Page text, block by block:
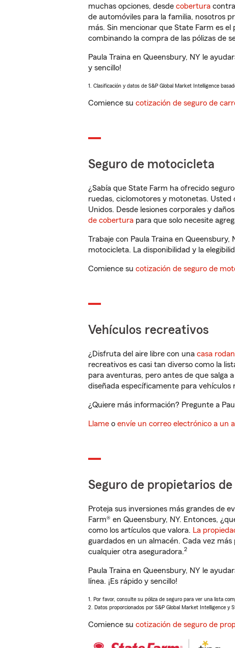
muchas opciones, desde cobertura contra
de automóviles para la familia, nosotros
más. Sin mencionar que State Farm es
combinando la compra de las pólizas de
Paula Traina en Queensbury, NY le
y sencillo!
1. Clasificación y datos de S&P Global Market Intelligence
Comience su cotización de seguro de
Seguro de motocicleta
¿Sabía que State Farm ha ofrecido
ruedas, ciclomotores y motonetas. Usted
Unidos. Desde lesiones corporales y
de cobertura para que solo necesite
Trabaje con Paula Traina en
motocicleta. La disponibilidad y la
Comience su cotización de seguro de
Vehículos recreativos
¿Disfruta del aire libre con una casa
recreativos es casi tan diverso como la
para aventuras, pero antes de que salga
diseñada específicamente para
¿Quiere más información? Pregunte a
Llame o envíe un correo electrónico a un
Seguro de propietarios
Proteja sus inversiones más grandes de
Farm® en Queensbury, NY. Entonces,
como los artículos que valora. La
guardados en un almacén. Cada vez
cualquier otra aseguradora.2
Paula Traina en Queensbury, NY le
línea. ¡Es rápido y sencillo!
1. Por favor, consulte su póliza de seguro para ver una lista
2. Datos proporcionados por S&P Global Market Intelligence y
Comience su cotización de seguro de